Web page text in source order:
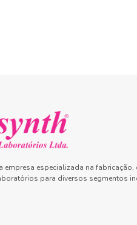
empresa especializada na
para diversos segmentos